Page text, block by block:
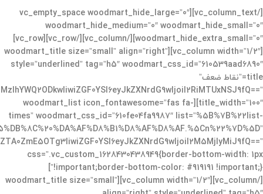
[/vc_column_text][vc_empty_space woodmart_hide_large=”0″
woodmart_hide_medium=”0″ woodmart_hide_small=”0″
woodmart_hide_extra_small=”0″][/vc_column][/vc_row][vc_row]
[vc_column width=”1/2″][woodmart_title size=”small” align=”right”
style=”underlined” tag=”h5″ woodmart_css_id=”610539aad6890″
title=”نقاط ضعف”
title_width=”100″][woodmart_list icon_fontawesome=”fas fa-
times” woodmart_css_id=”610fe04fa9987″ list=”%5B%7B%22list-
css=”.vc_custom_1628430438949{border-bottom-width: 1px
!important;border-bottom-color: #919191 !important;}”]
[/vc_column][vc_column width=”1/2″][woodmart_title size=”small”